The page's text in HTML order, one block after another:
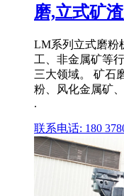
磨,立式矿
LM系列立式磨粉
工、非金属矿等
三大领域。 矿石
粉、风化金属矿
.
联系电话: 180